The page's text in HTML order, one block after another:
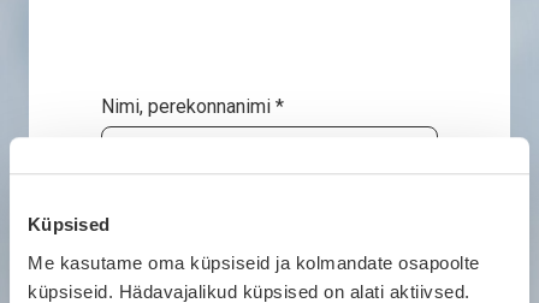
Küpsised
Me kasutame oma küpsiseid ja kolmandate osapoolte
küpsiseid. Hädavajalikud küpsised on alati aktiivsed.
Nimi, perekonnanimi *